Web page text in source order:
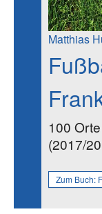
Matthias
100
(2017/
Zum Buch: